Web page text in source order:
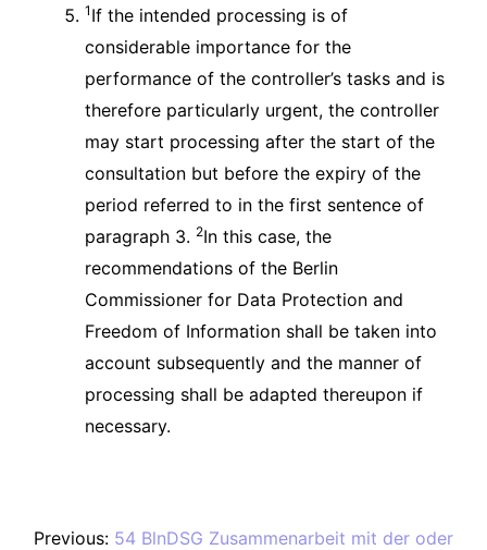
1 If the intended processing is of
considerable importance for the
performance of the controller’s tasks and is
therefore particularly urgent, the controller
may start processing after the start of the
consultation but before the expiry of the
period referred to in the first sentence of
paragraph 3. 2In this case, the
recommendations of the Berlin
Commissioner for Data Protection and
Freedom of Information shall be taken into
account subsequently and the manner of
processing shall be adapted thereupon if
necessary.
Previous: 54 BlnDSG Zusammenarbeit mit der oder